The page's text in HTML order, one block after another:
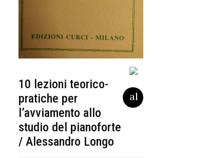
10 lezioni teorico-
pratiche per
l’avviamento allo
studio del pianoforte
/ Alessandro Longo